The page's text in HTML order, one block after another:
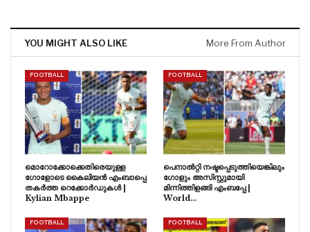
YOU MIGHT ALSO LIKE More From Author
FOOTBALL
മൊറോക്കോക്കെതിരെയുള്ള
ഗോളോടെ കൈലിയൻ എംബാപ്പെ
തകർത്ത റെക്കോർഡുകൾ |
Kylian Mbappe
FOOTBALL
പെനാൽറ്റി നഷ്ടപ്പെടുത്തിയെങ്കിലും
ഗോളും അസിസ്റ്റുമായി
മിന്നിത്തിളങ്ങി എംബപ്പേ |
World…
FOOTBALL FOOTBALL